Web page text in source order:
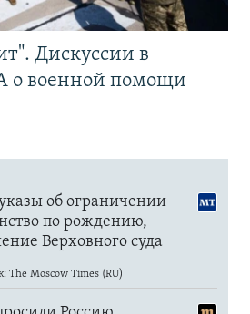
Дискуссии в
о военной помощи